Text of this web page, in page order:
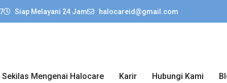
Siap Melayani 24 Jam halocareid@gmail.com
Sekilas Mengenai Halocare Karir Hubungi Kami